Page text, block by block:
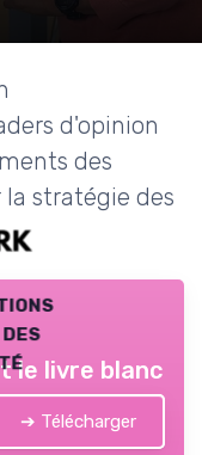
d'opinion
des
stratégie des
le livre blanc
➔ Télécharger